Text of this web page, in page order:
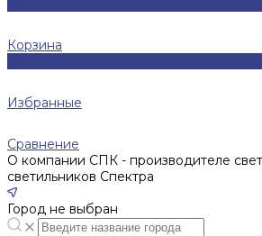
Корзина
Избранные
Сравнение
О компании СПК - производителе
светильников Спектра
Город не выбран